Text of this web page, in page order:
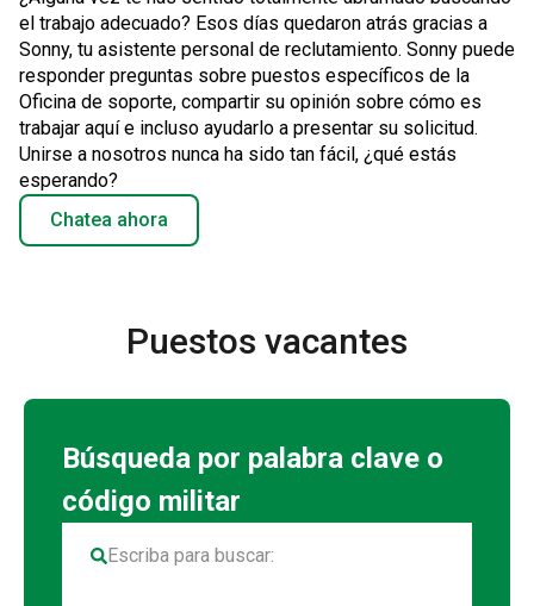
el trabajo adecuado? Esos días quedaron atrás gracias a
Sonny, tu asistente personal de reclutamiento. Sonny puede
responder preguntas sobre puestos específicos de la
Oficina de soporte, compartir su opinión sobre cómo es
trabajar aquí e incluso ayudarlo a presentar su solicitud.
Unirse a nosotros nunca ha sido tan fácil, ¿qué estás
esperando?
Chatea ahora
Puestos vacantes